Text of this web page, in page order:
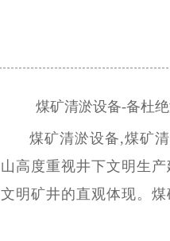
利通过标准化考核。而
煤矿清淤设备-备杜
煤矿清淤设备,煤矿
山高度重视井下文明生
文明矿井的直观体现。